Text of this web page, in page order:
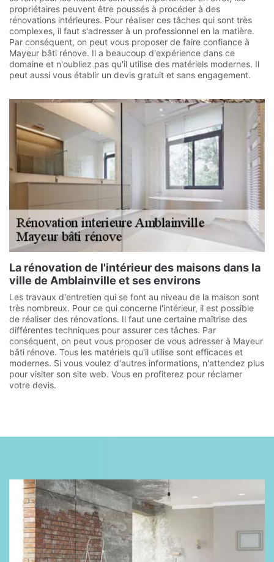
propriétaires peuvent être poussés à procéder à des
rénovations intérieures. Pour réaliser ces tâches qui sont très
complexes, il faut s'adresser à un professionnel en la matière.
Par conséquent, on peut vous proposer de faire confiance à
Mayeur bâti rénove. Il a beaucoup d'expérience dans ce
domaine et n'oubliez pas qu'il utilise des matériels modernes. Il
peut aussi vous établir un devis gratuit et sans engagement.
La rénovation de l'intérieur des maisons dans la
ville de Amblainville et ses environs
Les travaux d'entretien qui se font au niveau de la maison sont
très nombreux. Pour ce qui concerne l'intérieur, il est possible
de réaliser des rénovations. Il faut une certaine maîtrise des
différentes techniques pour assurer ces tâches. Par
conséquent, on peut vous proposer de vous adresser à Mayeur
bâti rénove. Tous les matériels qu'il utilise sont efficaces et
modernes. Si vous voulez d'autres informations, n'attendez plus
pour visiter son site web. Vous en profiterez pour réclamer
votre devis.